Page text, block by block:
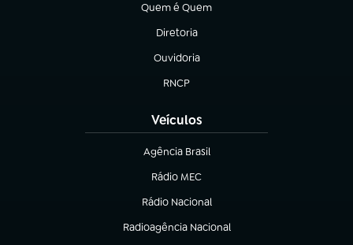
Quem é Quem
(abre em nova aba)
Diretoria
(abre em nova aba)
Ouvidoria
(abre em nova aba)
RNCP
(abre em nova aba)
Veículos
Agência Brasil
(abre em nova aba)
Rádio MEC
(abre em nova aba)
Rádio Nacional
Radioagência Nacional
(abre em nova aba)